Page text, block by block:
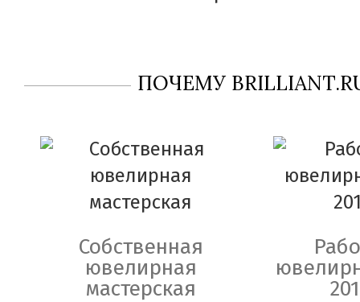
ПОЧЕМУ
Собственная
ювелирная
мастерская